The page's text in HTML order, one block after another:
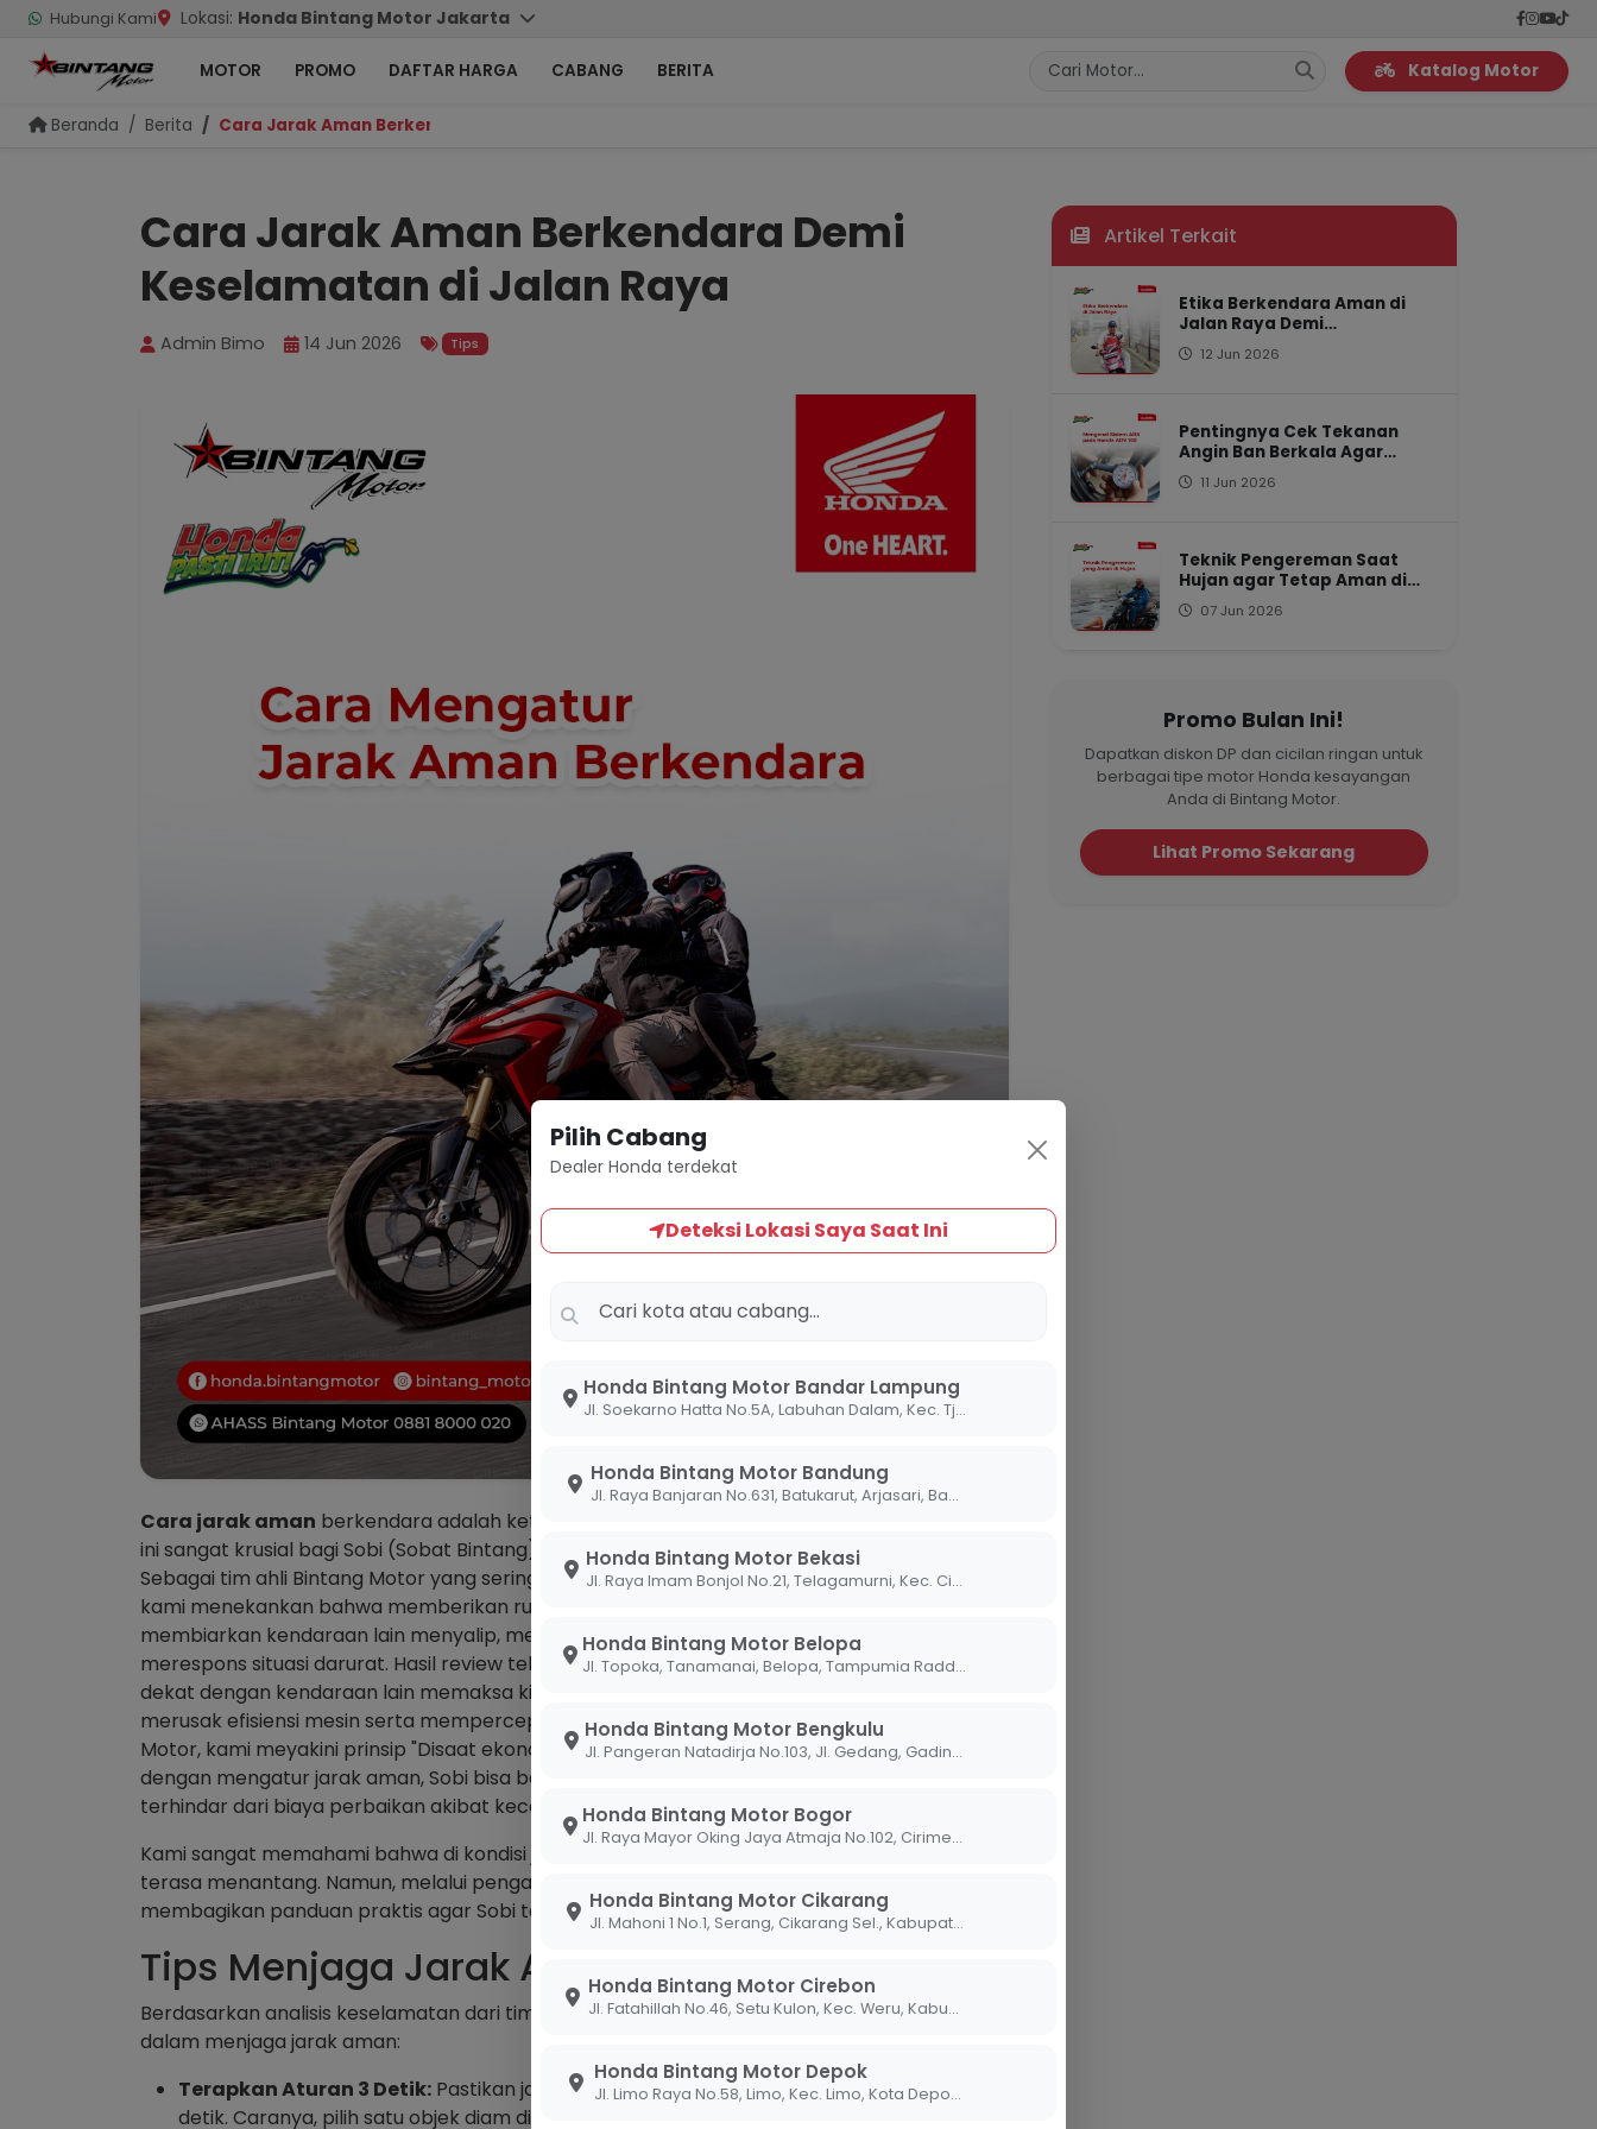
Hubungi Kami Lokasi: Honda Bintang Motor Jakarta
MOTOR PROMO DAFTAR HARGA CABANG BERITA Katalog Motor
Pilih Cabang
Dealer Honda terdekat
Deteksi Lokasi Saya Saat Ini
Honda Bintang Motor Bandar Lampung
Jl. Soekarno Hatta No.5A, Labuhan Dalam, Kec. Tj. Senang, Kota Bandar Lampung, Lampung 35141
Honda Bintang Motor Bandung
Jl. Raya Banjaran No.631, Batukarut, Arjasari, Bandung, Jawa Barat 40379
Honda Bintang Motor Bekasi
Jl. Raya Imam Bonjol No.21, Telagamurni, Kec. Cikarang Barat, Bekasi Jawa Barat 17530.
Honda Bintang Motor Belopa
Jl. Topoka, Tanamanai, Belopa, Tampumia Radda, Belopa, Kabupaten Luwu, Sulawesi Selatan 91994
Honda Bintang Motor Bengkulu
Jl. Pangeran Natadirja No.103, Jl. Gedang, Gading Cemp., Kota Bengkulu, Bengkulu 38226
Honda Bintang Motor Bogor
Jl. Raya Mayor Oking Jaya Atmaja No.102, Cirimekar, Kec. Cibinong, Kabupaten Bogor, Jawa Barat 16918
Honda Bintang Motor Cikarang
Jl. Mahoni 1 No.1, Serang, Cikarang Sel., Kabupaten Bekasi, Jawa Barat 17530
Honda Bintang Motor Cirebon
Jl. Fatahillah No.46, Setu Kulon, Kec. Weru, Kabupaten Cirebon, Jawa Barat 45154
Honda Bintang Motor Depok
Jl. Limo Raya No.58, Limo, Kec. Limo, Kota Depok, Jawa Barat 16514
Beranda Berita Cara Jarak Aman Berkendara Demi Keselamatan di Jalan Raya
Cara Jarak Aman Berkendara Demi
Keselamatan di Jalan Raya
Admin Bimo 14 Jun 2026 Tips
Cara jarak aman berkendara adalah keterampilan yang sering kali diabaikan, padahal hal
ini sangat krusial bagi Sobi (Sobat Bintang) untuk menghindari kecelakaan mendadak.
Sebagai tim ahli Bintang Motor yang sering melakukan edukasi keselamatan di jalan raya,
kami menekankan bahwa memberikan ruang gerak yang cukup bukan berarti Sobi
membiarkan kendaraan lain menyalip, melainkan memberi waktu bagi diri sendiri untuk
merespons situasi darurat. Hasil review teknisi kami menunjukkan bahwa berkendara terlalu
dekat dengan kendaraan lain memaksa kita melakukan pengereman mendadak yang
merusak efisiensi mesin serta mempercepat keausan komponen pengereman. Di Bintang
Motor, kami meyakini prinsip "Disaat ekonomi sulit, Untung pakai Honda Pasti Irit," karena
dengan mengatur jarak aman, Sobi bisa berkendara lebih tenang, hemat bahan bakar, dan
terhindar dari biaya perbaikan akibat kecelakaan.
Kami sangat memahami bahwa di kondisi jalanan Indonesia yang padat, menjaga jarak
terasa menantang. Namun, melalui pengalaman panjang kami di jalan raya, kami ingin
membagikan panduan praktis agar Sobi tetap aman.
Tips Menjaga Jarak Aman yang Efektif
Berdasarkan analisis keselamatan dari tim ahli Bintang Motor, berikut adalah poin-poin
dalam menjaga jarak aman:
Terapkan Aturan 3 Detik: Pastikan jarak Sobi dengan kendaraan di depan setidaknya 3
detik. Caranya, pilih satu objek diam di pinggir jalan, lalu hitung detik saat kendaraan
Artikel Terkait
Etika Berkendara Aman di
Jalan Raya Demi
Keselamatan Bersama
12 Jun 2026
Pentingnya Cek Tekanan
Angin Ban Berkala Agar
Motor Tetap Irit
11 Jun 2026
Teknik Pengereman Saat
Hujan agar Tetap Aman di
Jalan07 Jun 2026
Promo Bulan Ini!
Dapatkan diskon DP dan cicilan ringan untuk
berbagai tipe motor Honda kesayangan
Anda di Bintang Motor.
Lihat Promo Sekarang